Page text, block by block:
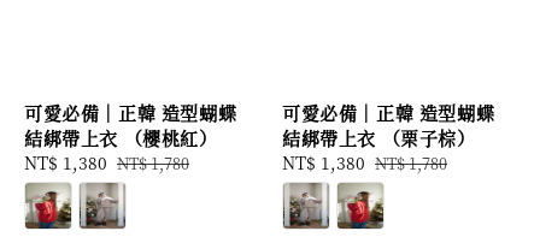
可愛必備｜正韓 造型蝴蝶
結綁帶上衣 （櫻桃紅）
Sale
price
NT$ 1,380 Regular
price
NT$ 1,780
可愛必備｜正韓 造型蝴蝶
結綁帶上衣 （栗子棕）
Sale
price
NT$ 1,380 Regular
price
NT$ 1,780